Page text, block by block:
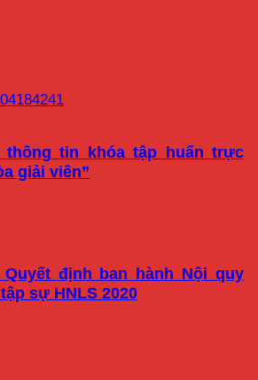
thông tin khóa tập huấn trực
giải viên”
định ban hành Nội quy
sự HNLS 2020